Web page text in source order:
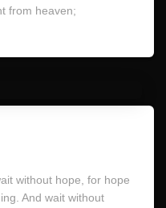
from heaven;
without hope, for hope
And wait without